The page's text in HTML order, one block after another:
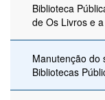
Biblioteca
de Os Livros e
Manutenção do
Bibliotecas